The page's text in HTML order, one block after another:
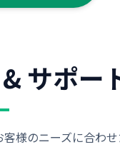
サポー
様のニーズに合わせ